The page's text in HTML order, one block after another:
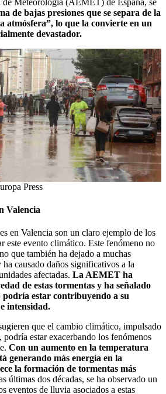
de Meteorología (AEMET) de España, se
de bajas presiones que se separa de la
atmósfera”, lo que la convierte en un
devastador.
Press
Valencia
en Valencia son un claro ejemplo de los
este evento climático. Este fenómeno no
que también ha dejado a muchas
ha causado daños significativos a la
afectadas. La AEMET ha
de estas tormentas y ha señalado
podría estar contribuyendo a su
intensidad.
que el cambio climático, impulsado
podría estar exacerbando los fenómenos
Con un aumento en la temperatura
generando más energía en la
la formación de tormentas más
últimas dos décadas, se ha observado un
eventos de lluvia asociados a estas